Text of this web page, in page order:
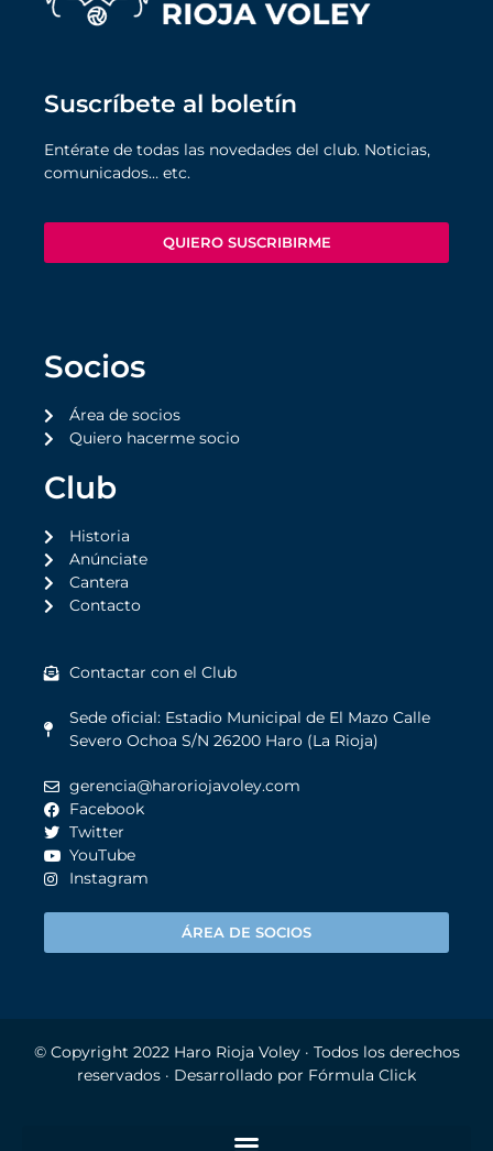
Suscríbete al boletín
Entérate de todas las novedades del club. Noticias,
comunicados… etc.
QUIERO SUSCRIBIRME
Socios
Área de socios
Quiero hacerme socio
Club
Historia
Anúnciate
Cantera
Contacto
Contactar con el Club
Sede oficial: Estadio Municipal de El Mazo Calle
Severo Ochoa S/N 26200 Haro (La Rioja)
gerencia@haroriojavoley.com
Facebook
Twitter
YouTube
Instagram
ÁREA DE SOCIOS
© Copyright 2022 Haro Rioja Voley· Todos los derechos
reservados · Desarrollado por Fórmula Click